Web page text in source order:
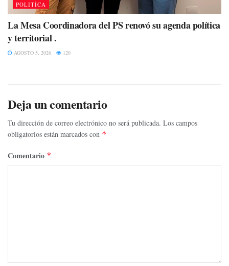
POLITÌCA
La Mesa Coordinadora del PS renovó su agenda política
y territorial .
AGOSTO 5, 2026 120
Deja un comentario
Tu dirección de correo electrónico no será publicada. Los campos
obligatorios están marcados con *
Comentario *